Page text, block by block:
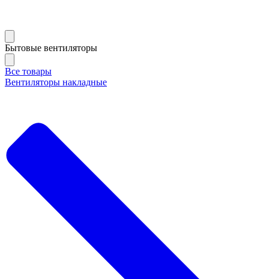
Бытовые вентиляторы
Все товары
Вентиляторы накладные